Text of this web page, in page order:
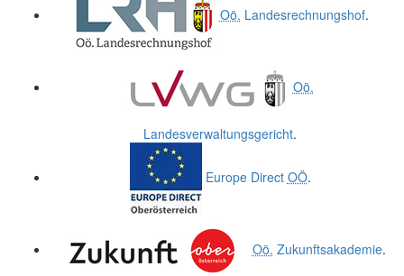
Oö. Landesrechnungshof.
Oö.
Landesverwaltungsgericht.
Europe Direct OÖ.
Oö. Zukunftsakademie.